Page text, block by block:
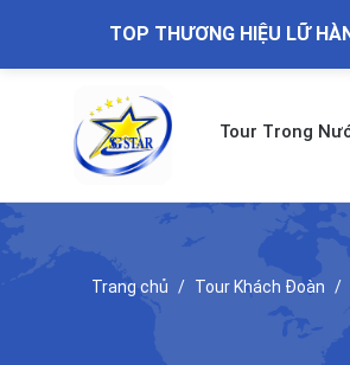
TOP THƯƠNG HIỆU LỮ
Tour Trong
Trang chủ Tour Khách Đoàn